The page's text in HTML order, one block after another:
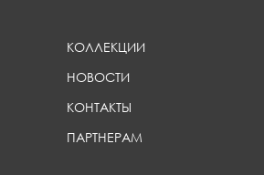
КОЛЛЕКЦИИ
НОВОСТИ
КОНТАКТЫ
ПАРТНЕРАМ